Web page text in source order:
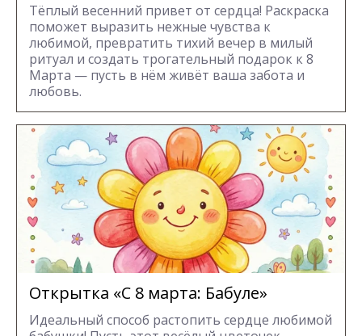
Тёплый весенний привет от сердца! Раскраска
поможет выразить нежные чувства к
любимой, превратить тихий вечер в милый
ритуал и создать трогательный подарок к 8
Марта — пусть в нём живёт ваша забота и
любовь.
Открытка «С 8 марта: Бабуле»
Идеальный способ растопить сердце любимой